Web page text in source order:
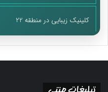
کلینیک زیبایی در منطقه 22